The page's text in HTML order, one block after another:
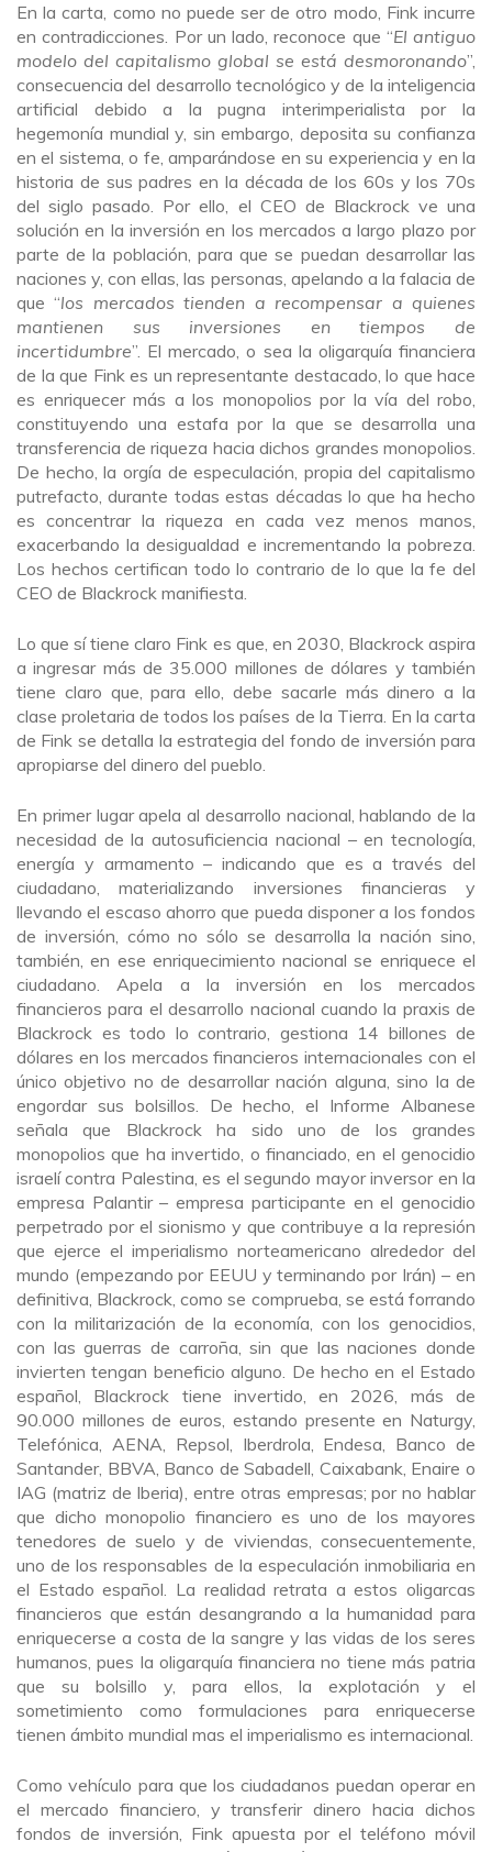
En la carta, como no puede ser de otro modo, Fink incurre
en contradicciones. Por un lado, reconoce que “El antiguo
modelo del capitalismo global se está desmoronando”,
consecuencia del desarrollo tecnológico y de la inteligencia
artificial debido a la pugna interimperialista por la
hegemonía mundial y, sin embargo, deposita su confianza
en el sistema, o fe, amparándose en su experiencia y en la
historia de sus padres en la década de los 60s y los 70s
del siglo pasado. Por ello, el CEO de Blackrock ve una
solución en la inversión en los mercados a largo plazo por
parte de la población, para que se puedan desarrollar las
naciones y, con ellas, las personas, apelando a la falacia de
que “los mercados tienden a recompensar a quienes
mantienen sus inversiones en tiempos de
incertidumbre”. El mercado, o sea la oligarquía financiera
de la que Fink es un representante destacado, lo que hace
es enriquecer más a los monopolios por la vía del robo,
constituyendo una estafa por la que se desarrolla una
transferencia de riqueza hacia dichos grandes monopolios.
De hecho, la orgía de especulación, propia del capitalismo
putrefacto, durante todas estas décadas lo que ha hecho
es concentrar la riqueza en cada vez menos manos,
exacerbando la desigualdad e incrementando la pobreza.
Los hechos certifican todo lo contrario de lo que la fe del
CEO de Blackrock manifiesta.
Lo que sí tiene claro Fink es que, en 2030, Blackrock aspira
a ingresar más de 35.000 millones de dólares y también
tiene claro que, para ello, debe sacarle más dinero a la
clase proletaria de todos los países de la Tierra. En la carta
de Fink se detalla la estrategia del fondo de inversión para
apropiarse del dinero del pueblo.
En primer lugar apela al desarrollo nacional, hablando de la
necesidad de la autosuficiencia nacional – en tecnología,
energía y armamento – indicando que es a través del
ciudadano, materializando inversiones financieras y
llevando el escaso ahorro que pueda disponer a los fondos
de inversión, cómo no sólo se desarrolla la nación sino,
también, en ese enriquecimiento nacional se enriquece el
ciudadano. Apela a la inversión en los mercados
financieros para el desarrollo nacional cuando la praxis de
Blackrock es todo lo contrario, gestiona 14 billones de
dólares en los mercados financieros internacionales con el
único objetivo no de desarrollar nación alguna, sino la de
engordar sus bolsillos. De hecho, el Informe Albanese
señala que Blackrock ha sido uno de los grandes
monopolios que ha invertido, o financiado, en el genocidio
israelí contra Palestina, es el segundo mayor inversor en la
empresa Palantir – empresa participante en el genocidio
perpetrado por el sionismo y que contribuye a la represión
que ejerce el imperialismo norteamericano alrededor del
mundo (empezando por EEUU y terminando por Irán) – en
definitiva, Blackrock, como se comprueba, se está forrando
con la militarización de la economía, con los genocidios,
con las guerras de carroña, sin que las naciones donde
invierten tengan beneficio alguno. De hecho en el Estado
español, Blackrock tiene invertido, en 2026, más de
90.000 millones de euros, estando presente en Naturgy,
Telefónica, AENA, Repsol, Iberdrola, Endesa, Banco de
Santander, BBVA, Banco de Sabadell, Caixabank, Enaire o
IAG (matriz de Iberia), entre otras empresas; por no hablar
que dicho monopolio financiero es uno de los mayores
tenedores de suelo y de viviendas, consecuentemente,
uno de los responsables de la especulación inmobiliaria en
el Estado español. La realidad retrata a estos oligarcas
financieros que están desangrando a la humanidad para
enriquecerse a costa de la sangre y las vidas de los seres
humanos, pues la oligarquía financiera no tiene más patria
que su bolsillo y, para ellos, la explotación y el
sometimiento como formulaciones para enriquecerse
tienen ámbito mundial mas el imperialismo es internacional.
Como vehículo para que los ciudadanos puedan operar en
el mercado financiero, y transferir dinero hacia dichos
fondos de inversión, Fink apuesta por el teléfono móvil